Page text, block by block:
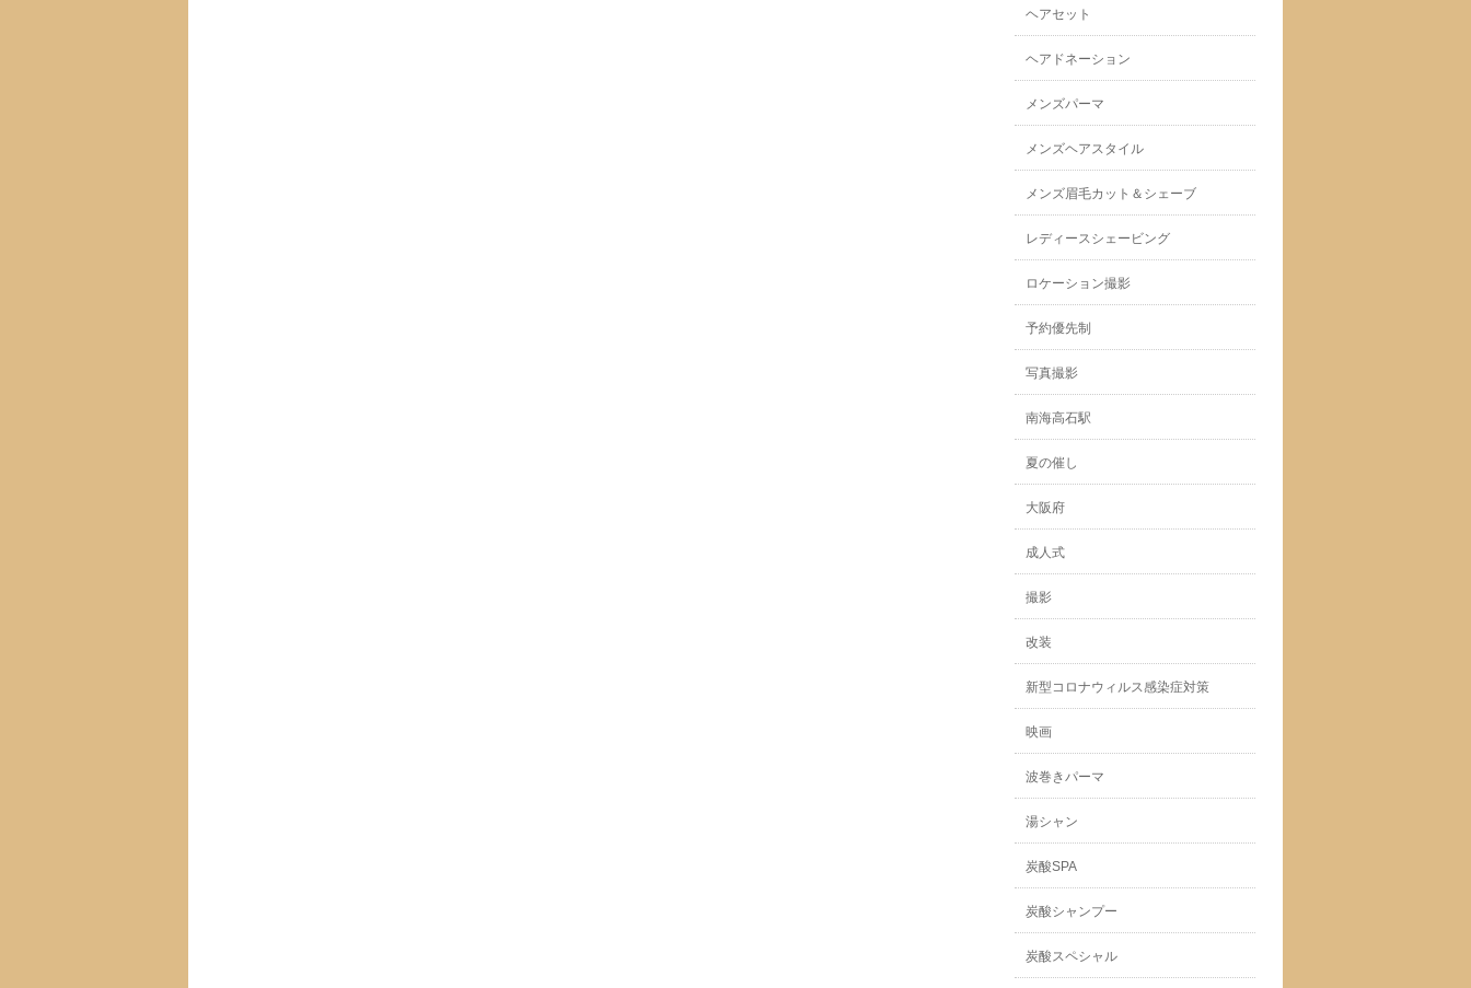
ヘアセット
ヘアドネーション
メンズパーマ
メンズヘアスタイル
メンズ眉毛カット＆シェーブ
レディースシェービング
ロケーション撮影
予約優先制
写真撮影
南海高石駅
夏の催し
大阪府
成人式
撮影
改装
新型コロナウィルス感染症対策
映画
波巻きパーマ
湯シャン
炭酸SPA
炭酸シャンプー
炭酸スペシャル